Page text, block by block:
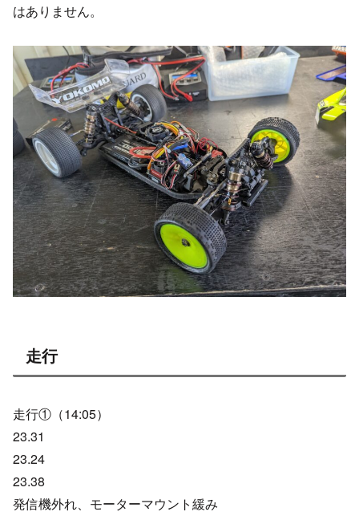
はありません。
走行
走行①（14:05）
23.31
23.24
23.38
発信機外れ、モーターマウント緩み